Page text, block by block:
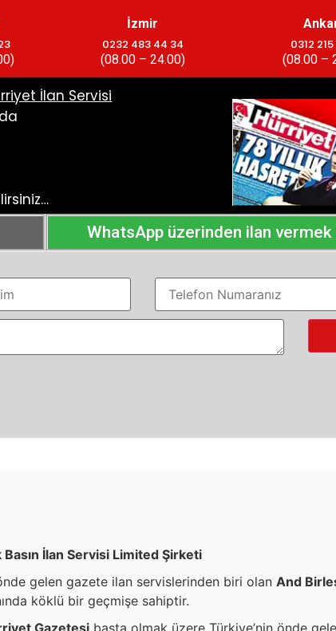
İzmir
0232 483 44 34
(08.00 – 24.00)
0312 215
(08.00 –
İlan Servisi
WhatsApp üzerinden ilan vermek
İlan Servisi Limited Şirketi
gelen gazete ilan servislerinden biri olan And
köklü bir geçmişe sahiptir.